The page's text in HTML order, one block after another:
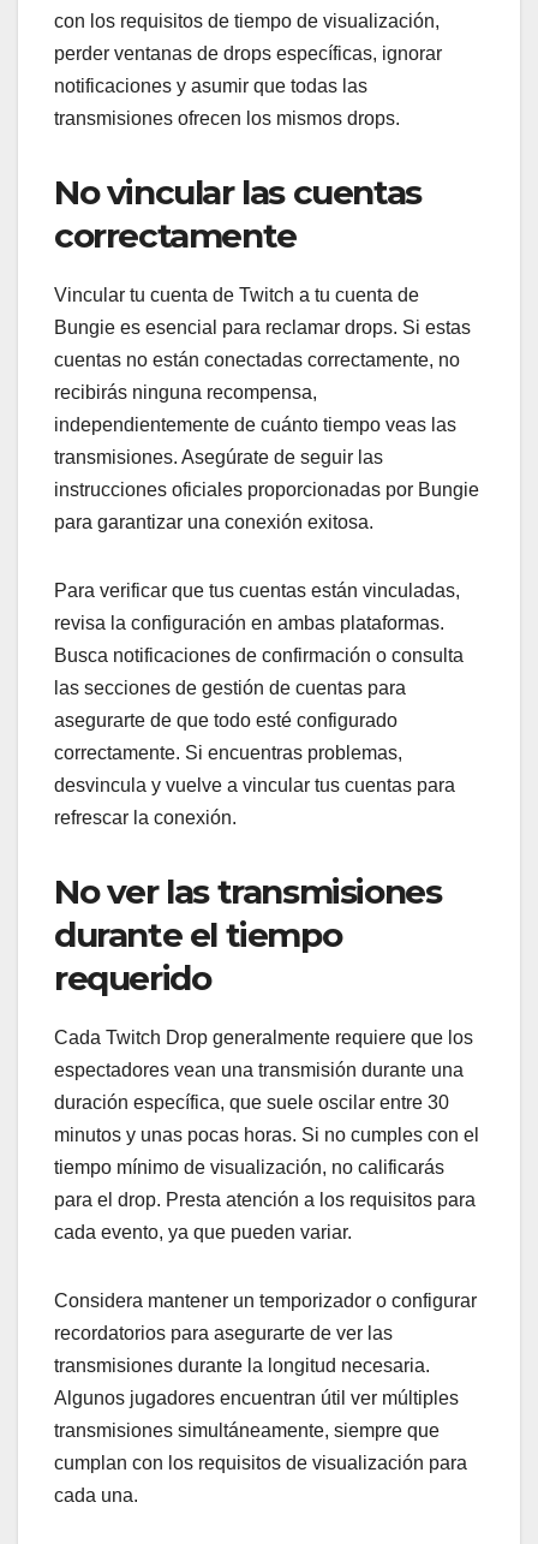
con los requisitos de tiempo de visualización,
perder ventanas de drops específicas, ignorar
notificaciones y asumir que todas las
transmisiones ofrecen los mismos drops.
No vincular las cuentas
correctamente
Vincular tu cuenta de Twitch a tu cuenta de
Bungie es esencial para reclamar drops. Si estas
cuentas no están conectadas correctamente, no
recibirás ninguna recompensa,
independientemente de cuánto tiempo veas las
transmisiones. Asegúrate de seguir las
instrucciones oficiales proporcionadas por Bungie
para garantizar una conexión exitosa.
Para verificar que tus cuentas están vinculadas,
revisa la configuración en ambas plataformas.
Busca notificaciones de confirmación o consulta
las secciones de gestión de cuentas para
asegurarte de que todo esté configurado
correctamente. Si encuentras problemas,
desvincula y vuelve a vincular tus cuentas para
refrescar la conexión.
No ver las transmisiones
durante el tiempo
requerido
Cada Twitch Drop generalmente requiere que los
espectadores vean una transmisión durante una
duración específica, que suele oscilar entre 30
minutos y unas pocas horas. Si no cumples con el
tiempo mínimo de visualización, no calificarás
para el drop. Presta atención a los requisitos para
cada evento, ya que pueden variar.
Considera mantener un temporizador o configurar
recordatorios para asegurarte de ver las
transmisiones durante la longitud necesaria.
Algunos jugadores encuentran útil ver múltiples
transmisiones simultáneamente, siempre que
cumplan con los requisitos de visualización para
cada una.